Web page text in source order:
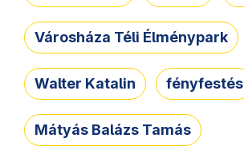
Városháza Téli Élménypark
Walter Katalin fényfestés
Mátyás Balázs Tamás